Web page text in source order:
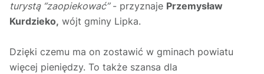
turystą “zaopiekować”- przyznaje Przemysław
Kurdzieko, wójt gminy Lipka.
Dzięki czemu ma on zostawić w gminach powiatu
więcej pieniędzy. To także szansa dla